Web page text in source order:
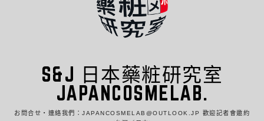
S&J 日本藥粧研究室
JAPANCOSMELAB.
お問合せ・連絡我們：JAPANCOSMELAB@OUTLOOK.JP 歡迎記者會邀約